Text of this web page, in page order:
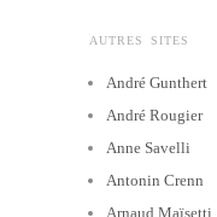
AUTRES SITES
André Gunthert
André Rougier
Anne Savelli
Antonin Crenn
Arnaud Maïsetti